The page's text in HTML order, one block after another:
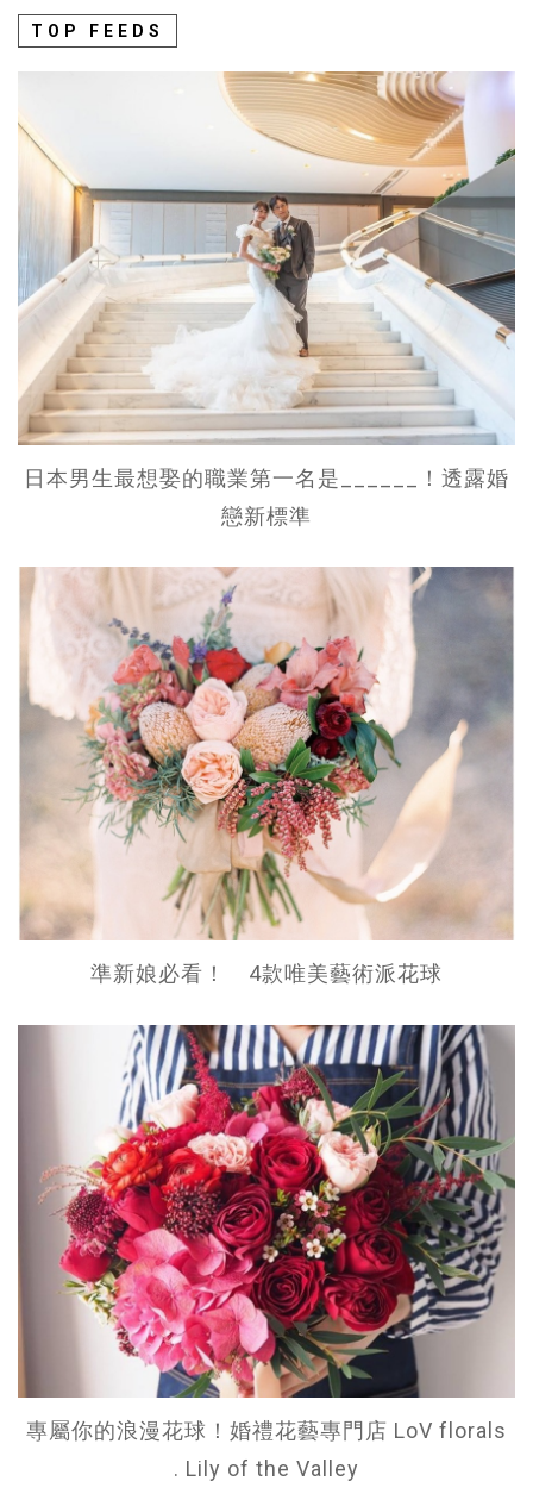
TOP FEEDS
日本男生最想娶的職業第一名是______！透露婚
戀新標準
準新娘必看！ 4款唯美藝術派花球
專屬你的浪漫花球！婚禮花藝專門店 LoV florals
. Lily of the Valley